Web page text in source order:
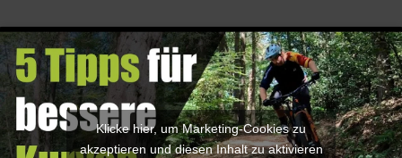
Klicke hier, um Marketing-Cookies zu
akzeptieren und diesen Inhalt zu aktivieren